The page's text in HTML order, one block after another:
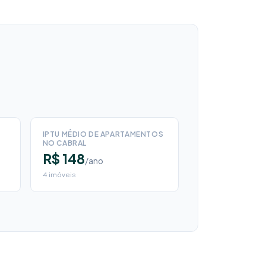
IPTU MÉDIO DE APARTAMENTOS
NO CABRAL
R$ 148/ano
4 imóveis